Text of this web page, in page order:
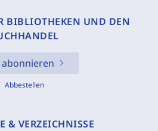
BIBLIOTHEKEN UND DEN
abonnieren
Abbestellen
& VERZEICHNISSE